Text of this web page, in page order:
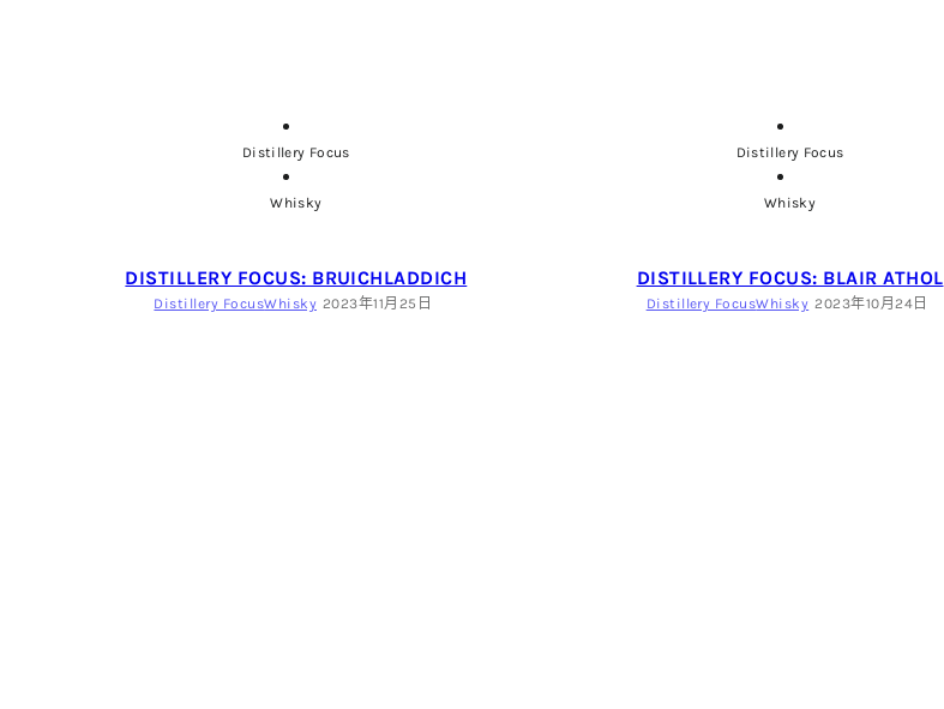
Distillery Focus
Whisky
DISTILLERY FOCUS: BRUICHLADDICH
Distillery FocusWhisky 2023年11月25日
Distillery Focus
Whisky
DISTILLERY FOCUS: BLAIR ATHOL
Distillery FocusWhisky 2023年10月24日